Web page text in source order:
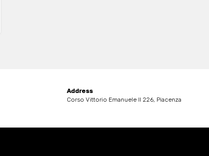
Address
Corso Vittorio Emanuele II 226, Piacenza